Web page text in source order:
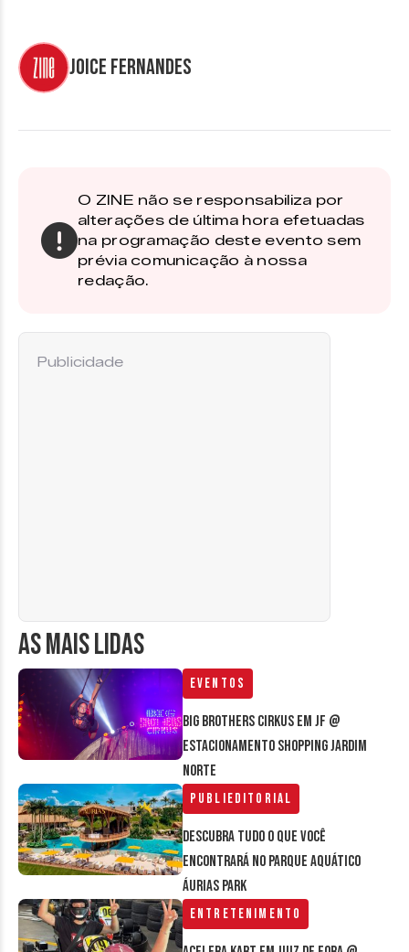
Joice Fernandes
O ZINE não se responsabiliza por
alterações de última hora efetuadas
na programação deste evento sem
prévia comunicação à nossa
redação.
AS MAIS LIDAS
Eventos
Big Brothers Cirkus em JF @
estacionamento Shopping Jardim
Norte
Publieditorial
Descubra tudo o que você
encontrará no parque aquático
Áurias Park
Entretenimento
Publicidade